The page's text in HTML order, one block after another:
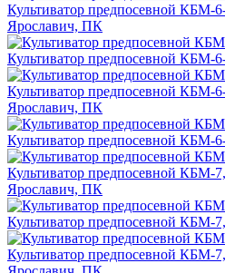
Культиватор предпосевной
Ярославич, ПК
Культиватор предпосевной
Культиватор предпосевной
Ярославич, ПК
Культиватор предпосевной
Культиватор предпосевной
Ярославич, ПК
Культиватор предпосевной
Культиватор предпосевной